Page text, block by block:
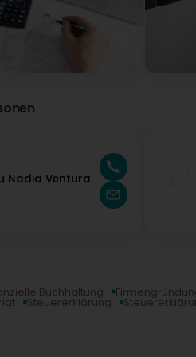
Nadia Ventura
Buchhaltung
Steuererklärung